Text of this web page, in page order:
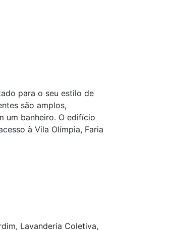
para o seu estilo de
são amplos,
um banheiro. O edifício
à Vila Olímpia, Faria
Lavanderia Coletiva,